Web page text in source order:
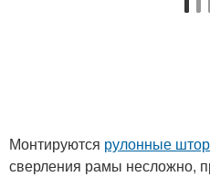
Монтируются рулонные
сверления рамы несложно,